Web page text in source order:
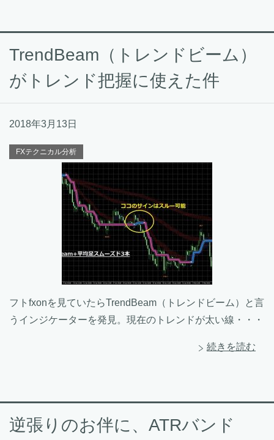
TrendBeam（トレンドビーム）
がトレンド把握に使えた件
2018年3月13日
FXテクニカル分析
フトfxonを見ていたらTrendBeam（トレンドビーム）と言
うインジケーターを発見。現在のトレンドが太い線・・・
続きを読む
逆張りのお伴に、ATRバンド